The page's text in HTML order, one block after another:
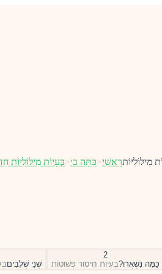
מִילּוֹלִיּוֹתרָאשִׁי<כִּתָּה ב׳<בְּעָיוֹת מִילּוֹלִיּוֹת
2
כַּמָּה נִשְׁאֲרוּ?בְּעָיוֹת חִיסוּר פְּשׁוּטוֹת
שְׁנֵי שְׁלָבִים